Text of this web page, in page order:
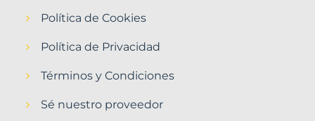
Política de Cookies
Política de Privacidad
Términos y Condiciones
Sé nuestro proveedor